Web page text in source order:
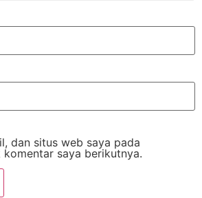
dan situs web saya pada
saya berikutnya.